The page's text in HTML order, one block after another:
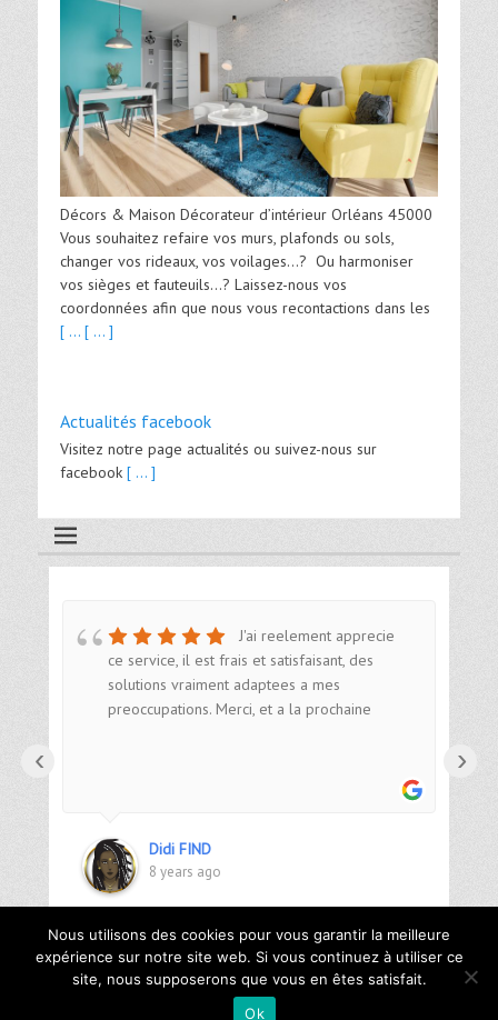
Décors & Maison Décorateur d’intérieur Orléans 45000
Vous souhaitez refaire vos murs, plafonds ou sols,
changer vos rideaux, vos voilages…? Ou harmoniser
vos sièges et fauteuils…? Laissez-nous vos
coordonnées afin que nous vous recontactions dans les
[ ... [ ... ]
Actualités facebook
Visitez notre page actualités ou suivez-nous sur
facebook [ ... ]
J'ai reelement apprecie
ce service, il est frais et satisfaisant, des
solutions vraiment adaptees a mes
preoccupations. Merci, et a la prochaine
Didi FIND
8 years ago
‹ ›
Décors et Maison. Tous droits réservés |
Nous utilisons des cookies pour vous garantir la meilleure
expérience sur notre site web. Si vous continuez à utiliser ce
site, nous supposerons que vous en êtes satisfait.
Ok